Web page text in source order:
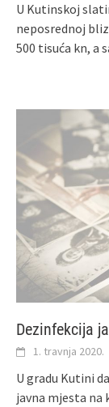
U Kutinskoj
neposrednoj
500 tisuća kn, a
Dezinfekcija
1. travnja 2020.
U gradu Kutini
javna mjesta na